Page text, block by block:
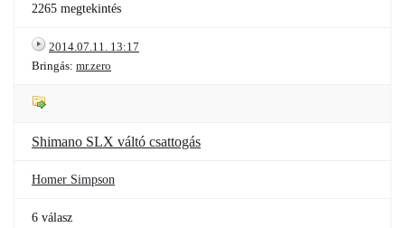
2265 megtekintés
2014.07.11. 13:17
Bringás: mr.zero
Shimano SLX váltó csattogás
Homer Simpson
6 válasz